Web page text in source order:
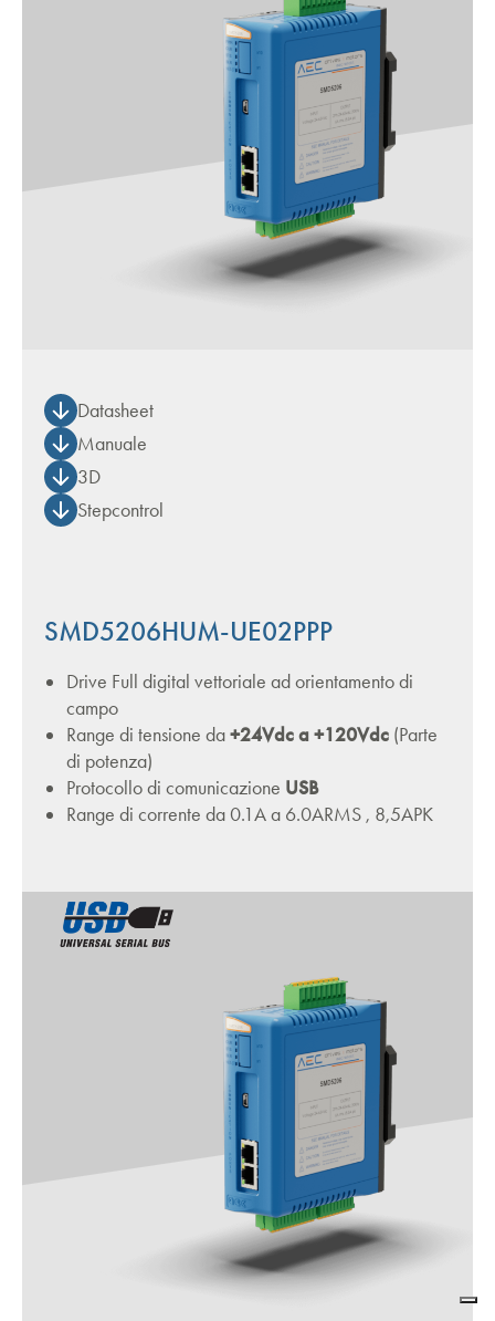
Datasheet
Manuale
3D
Stepcontrol
SMD5206HUM-UE02PPP
Drive Full digital vettoriale ad orientamento di
campo
Range di tensione da+24Vdc a +120Vdc (Parte
di potenza)
Protocollo di comunicazione USB
Range di corrente da 0.1A a 6.0ARMS , 8,5APK